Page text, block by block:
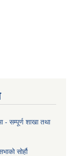
- सम्पूर्ण शाखा तथा
सोर्हौ